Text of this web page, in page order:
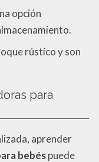
opción
rústico y son
para
aprender
bebéspuede